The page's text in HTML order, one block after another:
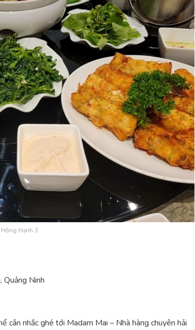
Hạnh 3
Quảng Ninh
cân nhắc ghé tới Madam Mai – Nhà hàng chuyên hải